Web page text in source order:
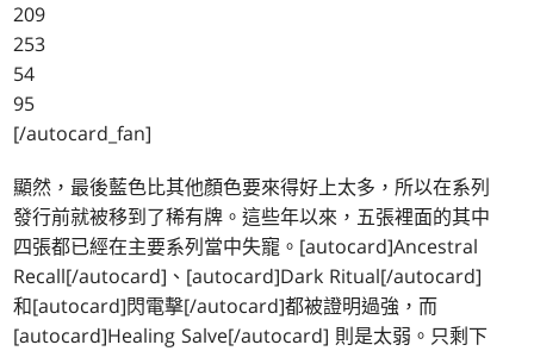
209
253
54
95
[/autocard_fan]
顯然，最後藍色比其他顏色要來得好上太多，所以在系列
發行前就被移到了稀有牌。這些年以來，五張裡面的其中
四張都已經在主要系列當中失寵。[autocard]Ancestral
Recall[/autocard]、[autocard]Dark Ritual[/autocard]
和[autocard]閃電擊[/autocard]都被證明過強，而
[autocard]Healing Salve[/autocard] 則是太弱。只剩下